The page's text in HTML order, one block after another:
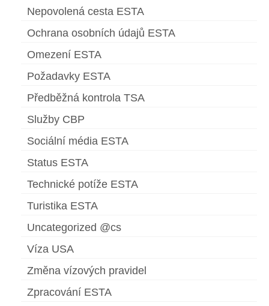
Nepovolená cesta ESTA
Ochrana osobních údajů ESTA
Omezení ESTA
Požadavky ESTA
Předběžná kontrola TSA
Služby CBP
Sociální média ESTA
Status ESTA
Technické potíže ESTA
Turistika ESTA
Uncategorized @cs
Víza USA
Změna vízových pravidel
Zpracování ESTA